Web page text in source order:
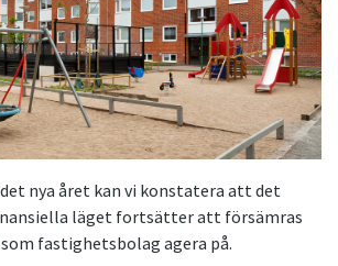
nya året kan vi konstatera att det
läget fortsätter att försämras
fastighetsbolag agera på.